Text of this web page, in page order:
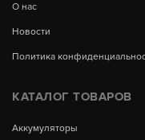
О нас
Новости
Политика
КАТАЛОГ ТОВАРОВ
Аккумуляторы